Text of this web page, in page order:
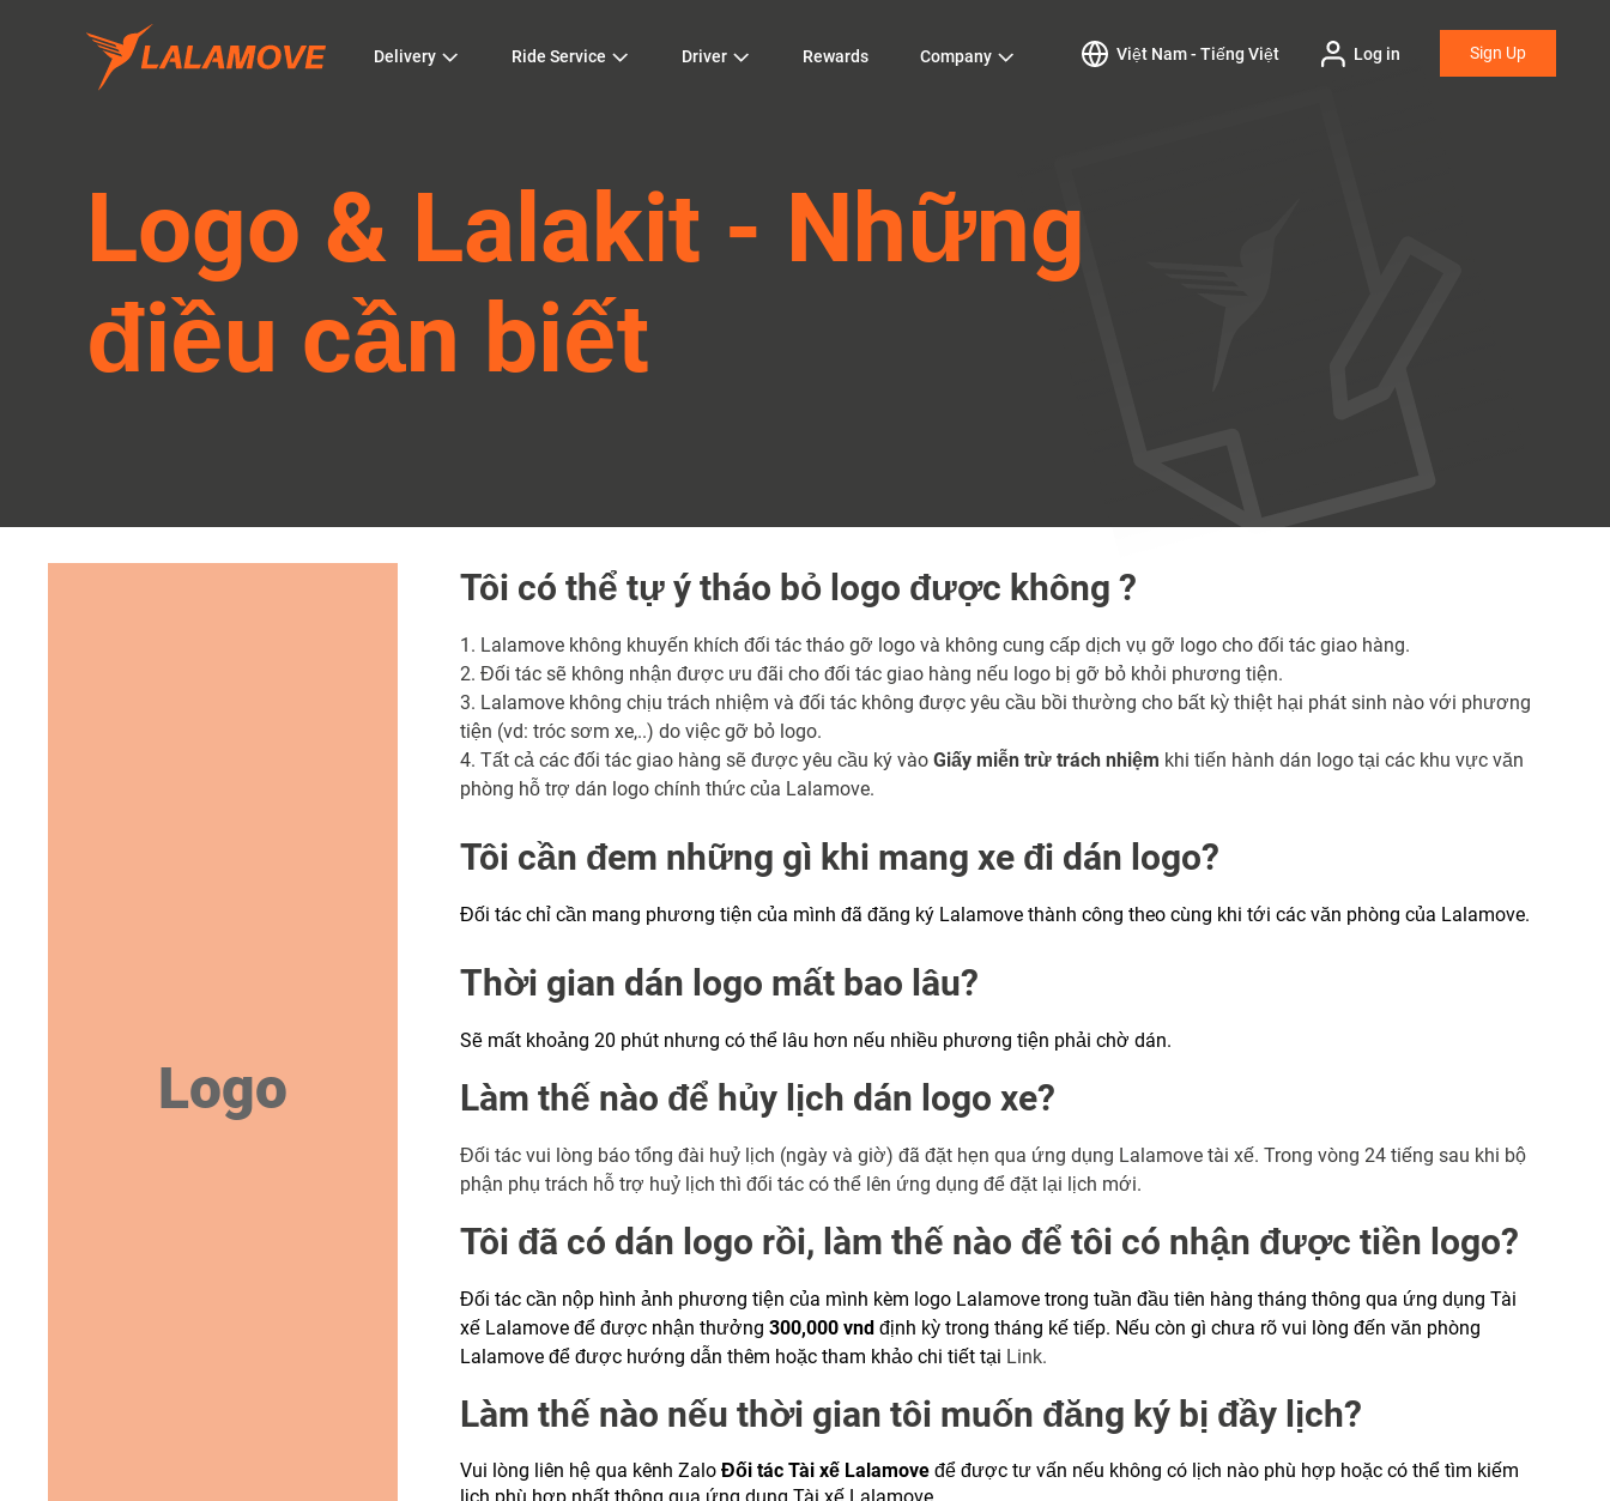
Delivery Ride Service Driver Rewards Company Việt Nam - Tiếng Việt Log in Sign Up
Logo & Lalakit - Những
điều cần biết
Logo
Tôi có thể tự ý tháo bỏ logo được không ?
1. Lalamove không khuyến khích đối tác tháo gỡ logo và không cung cấp dịch vụ gỡ logo cho đối tác giao hàng.
2. Đối tác sẽ không nhận được ưu đãi cho đối tác giao hàng nếu logo bị gỡ bỏ khỏi phương tiện.
3. Lalamove không chịu trách nhiệm và đối tác không được yêu cầu bồi thường cho bất kỳ thiệt hại phát sinh nào với phương
tiện (vd: tróc sơm xe,..) do việc gỡ bỏ logo.
4. Tất cả các đối tác giao hàng sẽ được yêu cầu ký vàoGiấy miễn trừ trách nhiệm khi tiến hành dán logo tại các khu vực văn
phòng hỗ trợ dán logo chính thức của Lalamove.
Tôi cần đem những gì khi mang xe đi dán logo?
Đối tác chỉ cần mang phương tiện của mình đã đăng ký Lalamove thành công theo cùng khi tới các văn phòng của Lalamove.
Thời gian dán logo mất bao lâu?
Sẽ mất khoảng 20 phút nhưng có thể lâu hơn nếu nhiều phương tiện phải chờ dán.
Làm thế nào để hủy lịch dán logo xe?
Đối tác vui lòng báo tổng đài huỷ lịch (ngày và giờ) đã đặt hẹn qua ứng dụng Lalamove tài xế. Trong vòng 24 tiếng sau khi bộ
phận phụ trách hỗ trợ huỷ lịch thì đối tác có thể lên ứng dụng để đặt lại lịch mới.
Tôi đã có dán logo rồi, làm thế nào để tôi có nhận được tiền logo?
Đối tác cần nộp hình ảnh phương tiện của mình kèm logo Lalamove trong tuần đầu tiên hàng tháng thông qua ứng dụng Tài
xế Lalamove để được nhận thưởng300,000 vndđịnh kỳ trong tháng kế tiếp. Nếu còn gì chưa rõ vui lòng đến văn phòng
Lalamove để được hướng dẫn thêm hoặc tham khảo chi tiết tại Link.
Làm thế nào nếu thời gian tôi muốn đăng ký bị đầy lịch?
Vui lòng liên hệ qua kênh ZaloĐối tác Tài xế Lalamove để được tư vấn nếu không có lịch nào phù hợp hoặc có thể tìm kiếm